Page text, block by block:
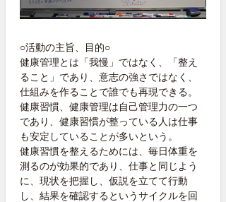
○活動の主旨、目的○
健康管理とは「我慢」ではなく、「整え
ること」であり、意志の強さではなく、
仕組みを作ることで誰でも再現できる。
健康習慣、健康管理は自己管理力の一つ
であり、健康習慣が整っている人は仕事
も安定していることが多いという。
健康習慣を整えるためには、毎日体重を
測るのが効果的であり、仕事と同じよう
に、現状を把握し、仮説を立てて行動
し、結果を確認するというサイクルを回